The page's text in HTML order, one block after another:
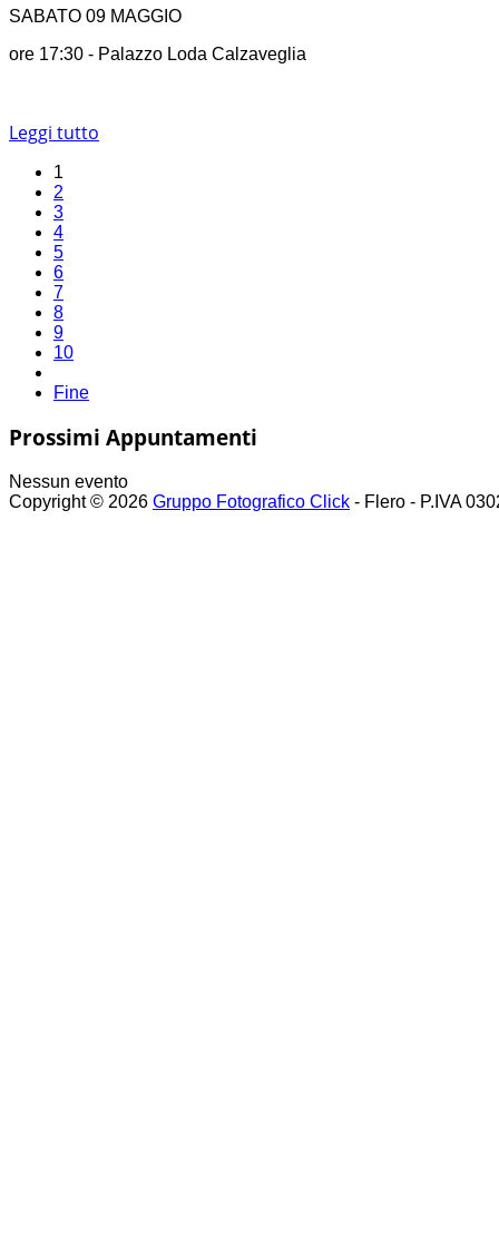
SABATO 09 MAGGIO
ore 17:30 - Palazzo Loda Calzaveglia
Leggi tutto
1
2
3
4
5
6
7
8
9
10
Fine
Prossimi Appuntamenti
Nessun evento
Copyright © 2026 Gruppo Fotografico Click - Flero - P.IVA